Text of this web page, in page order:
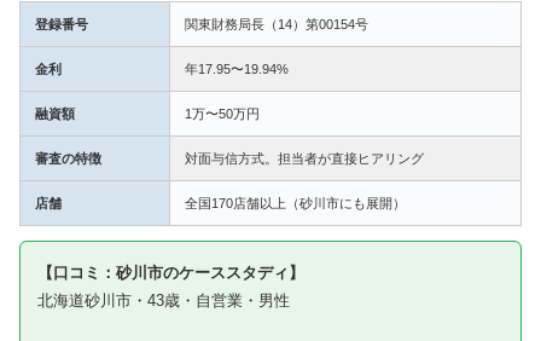
登録番号 関東財務局長（14）第00154号
金利 年17.95〜19.94%
融資額 1万〜50万円
審査の特徴 対面与信方式。担当者が直接ヒアリング
店舗 全国170店舗以上（砂川市にも展開）
【口コミ：砂川市のケーススタディ】
北海道砂川市・43歳・自営業・男性